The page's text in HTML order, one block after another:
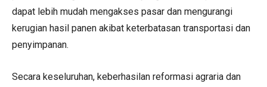
dapat lebih mudah mengakses pasar dan mengurangi
kerugian hasil panen akibat keterbatasan transportasi dan
penyimpanan.
Secara keseluruhan, keberhasilan reformasi agraria dan